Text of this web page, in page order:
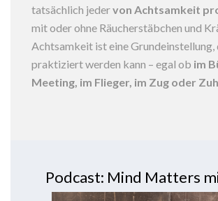
tatsächlich jedervon Achtsamkeit
mit oder ohne Räucherstäbchen und
Achtsamkeit ist eine Grundeinstellung,
praktiziert werden kann – egal ob im
Meeting, im Flieger, im Zug oder
Podcast: Mind Matters